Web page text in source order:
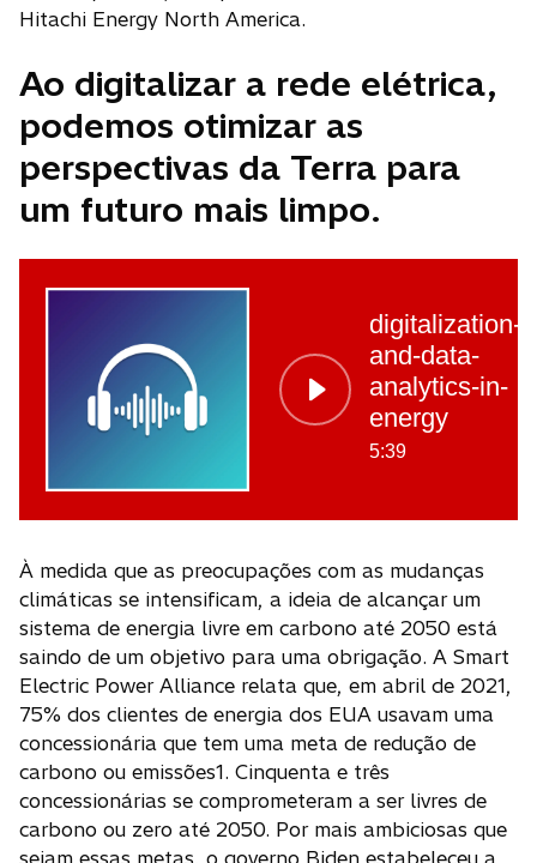
Hitachi Energy North America.
Ao digitalizar a rede elétrica,
podemos otimizar as
perspectivas da Terra para
um futuro mais limpo.
digitalization-
and-data-
analytics-in-
energy
5:39
À medida que as preocupações com as mudanças
climáticas se intensificam, a ideia de alcançar um
sistema de energia livre em carbono até 2050 está
saindo de um objetivo para uma obrigação. A Smart
Electric Power Alliance relata que, em abril de 2021,
75% dos clientes de energia dos EUA usavam uma
concessionária que tem uma meta de redução de
carbono ou emissões1. Cinquenta e três
concessionárias se comprometeram a ser livres de
carbono ou zero até 2050. Por mais ambiciosas que
sejam essas metas, o governo Biden estabeleceu a